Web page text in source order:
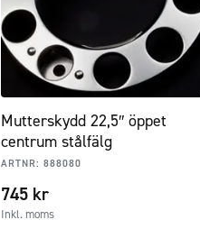
Mutterskydd 22,5″ öppet
centrum stålfälg
ARTNR: 888080
745 kr
Inkl. moms